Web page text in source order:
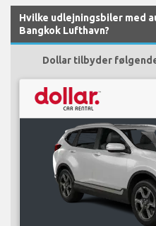
Hvilke udlejningsbiler med
Bangkok Lufthavn?
Dollar tilbyder